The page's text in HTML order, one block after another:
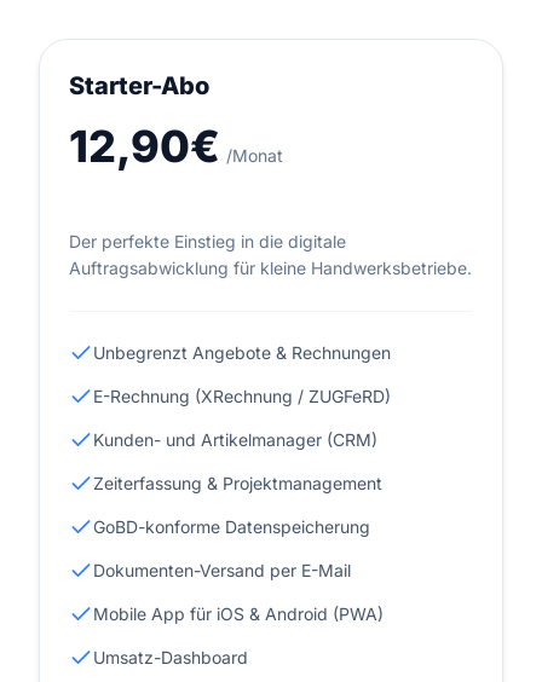
Starter-Abo
12,90€ /Monat
Der perfekte Einstieg in die digitale
Auftragsabwicklung für kleine Handwerksbetriebe.
Unbegrenzt Angebote & Rechnungen
E-Rechnung (XRechnung / ZUGFeRD)
Kunden- und Artikelmanager (CRM)
Zeiterfassung & Projektmanagement
GoBD-konforme Datenspeicherung
Dokumenten-Versand per E-Mail
Mobile App für iOS & Android (PWA)
Umsatz-Dashboard